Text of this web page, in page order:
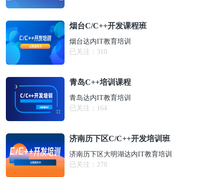
烟台C/C++开发课程班
烟台达内IT教育培训
已关注： 310
青岛C++培训课程
青岛达内IT教育培训
已关注： 164
济南历下区C/C++开发培训班
济南历下区大明湖达内IT教育培训
已关注： 278